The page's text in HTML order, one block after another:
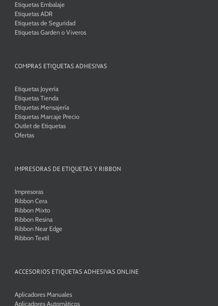
Etiquetas Embalaje
Etiquetas ADR
Etiquetas de Seguridad
Etiquetas Garden o Viveros
COMPRAS ETIQUETAS ADHESIVAS
Etiquetas Joyería
Etiquetas Tienda
Etiquetas Mensajería
Etiquetas Marcaje Precio
Outlet de Etiquetas
Ofertas
IMPRESORAS DE ETIQUETAS Y RIBBON
Impresoras
Ribbon Cera
Ribbon Mixto
Ribbon Resina
Ribbon Near Edge
Ribbon Textil
ACCESORIOS ETIQUETAS ADHESIVAS ONLINE
Aplicadores Manuales
Aplicadores Automáticos